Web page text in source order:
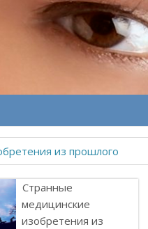
Странные
медицинские
изобретения из